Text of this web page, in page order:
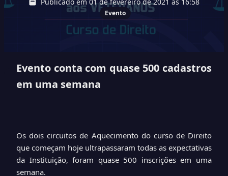
Evento
Evento conta com quase 500 cadastros
em uma semana
Os dois circuitos de Aquecimento do curso de Direito
que começam hoje ultrapassaram todas as expectativas
da Instituição, foram quase 500 inscrições em uma
semana.